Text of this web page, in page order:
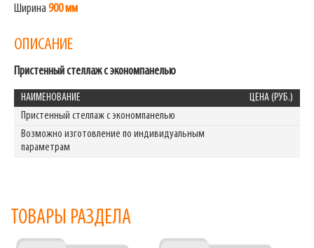
Ширина900 мм
ОПИСАНИЕ
Пристенный стеллаж с экономпанелью
НАИМЕНОВАНИЕ
ЦЕНА (РУБ.)
Пристенный стеллаж с экономпанелью
Возможно изготовление по индивидуальным
параметрам
ТОВАРЫ РАЗДЕЛА